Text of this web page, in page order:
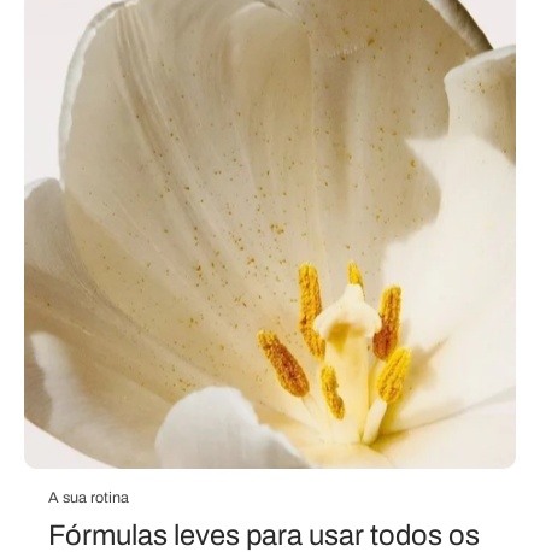
A sua rotina
Fórmulas leves para usar todos os